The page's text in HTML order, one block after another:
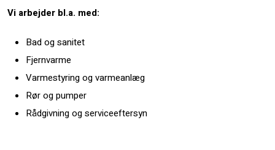
Vi arbejder bl.a. med:
Bad og sanitet
Fjernvarme
Varmestyring og varmeanlæg
Rør og pumper
Rådgivning og serviceeftersyn